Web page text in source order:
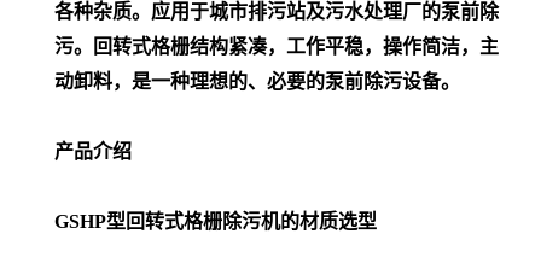
各种杂质。应用于城市排污站及污水处理厂的泵前除
污。回转式格栅结构紧凑，工作平稳，操作简洁，主
动卸料，是一种理想的、必要的泵前除污设备。
产品介绍
GSHP型回转式格栅除污机的材质选型